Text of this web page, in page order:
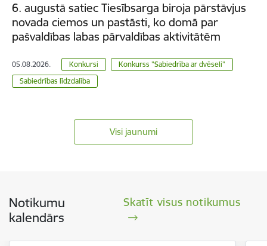
6. augustā satiec Tiesībsarga biroja pārstāvjus
novada ciemos un pastāsti, ko domā par
pašvaldības labas pārvaldības aktivitātēm
05.08.2026. Konkursi
Konkurss "Sabiedrība ar dvēseli"
Sabiedrības līdzdalība
Visi jaunumi
Notikumu
kalendārs
Skatīt visus notikumus